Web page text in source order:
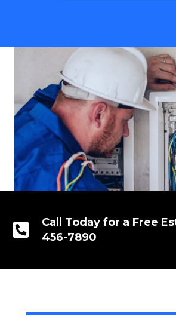
Call Today for a Free
456-7890